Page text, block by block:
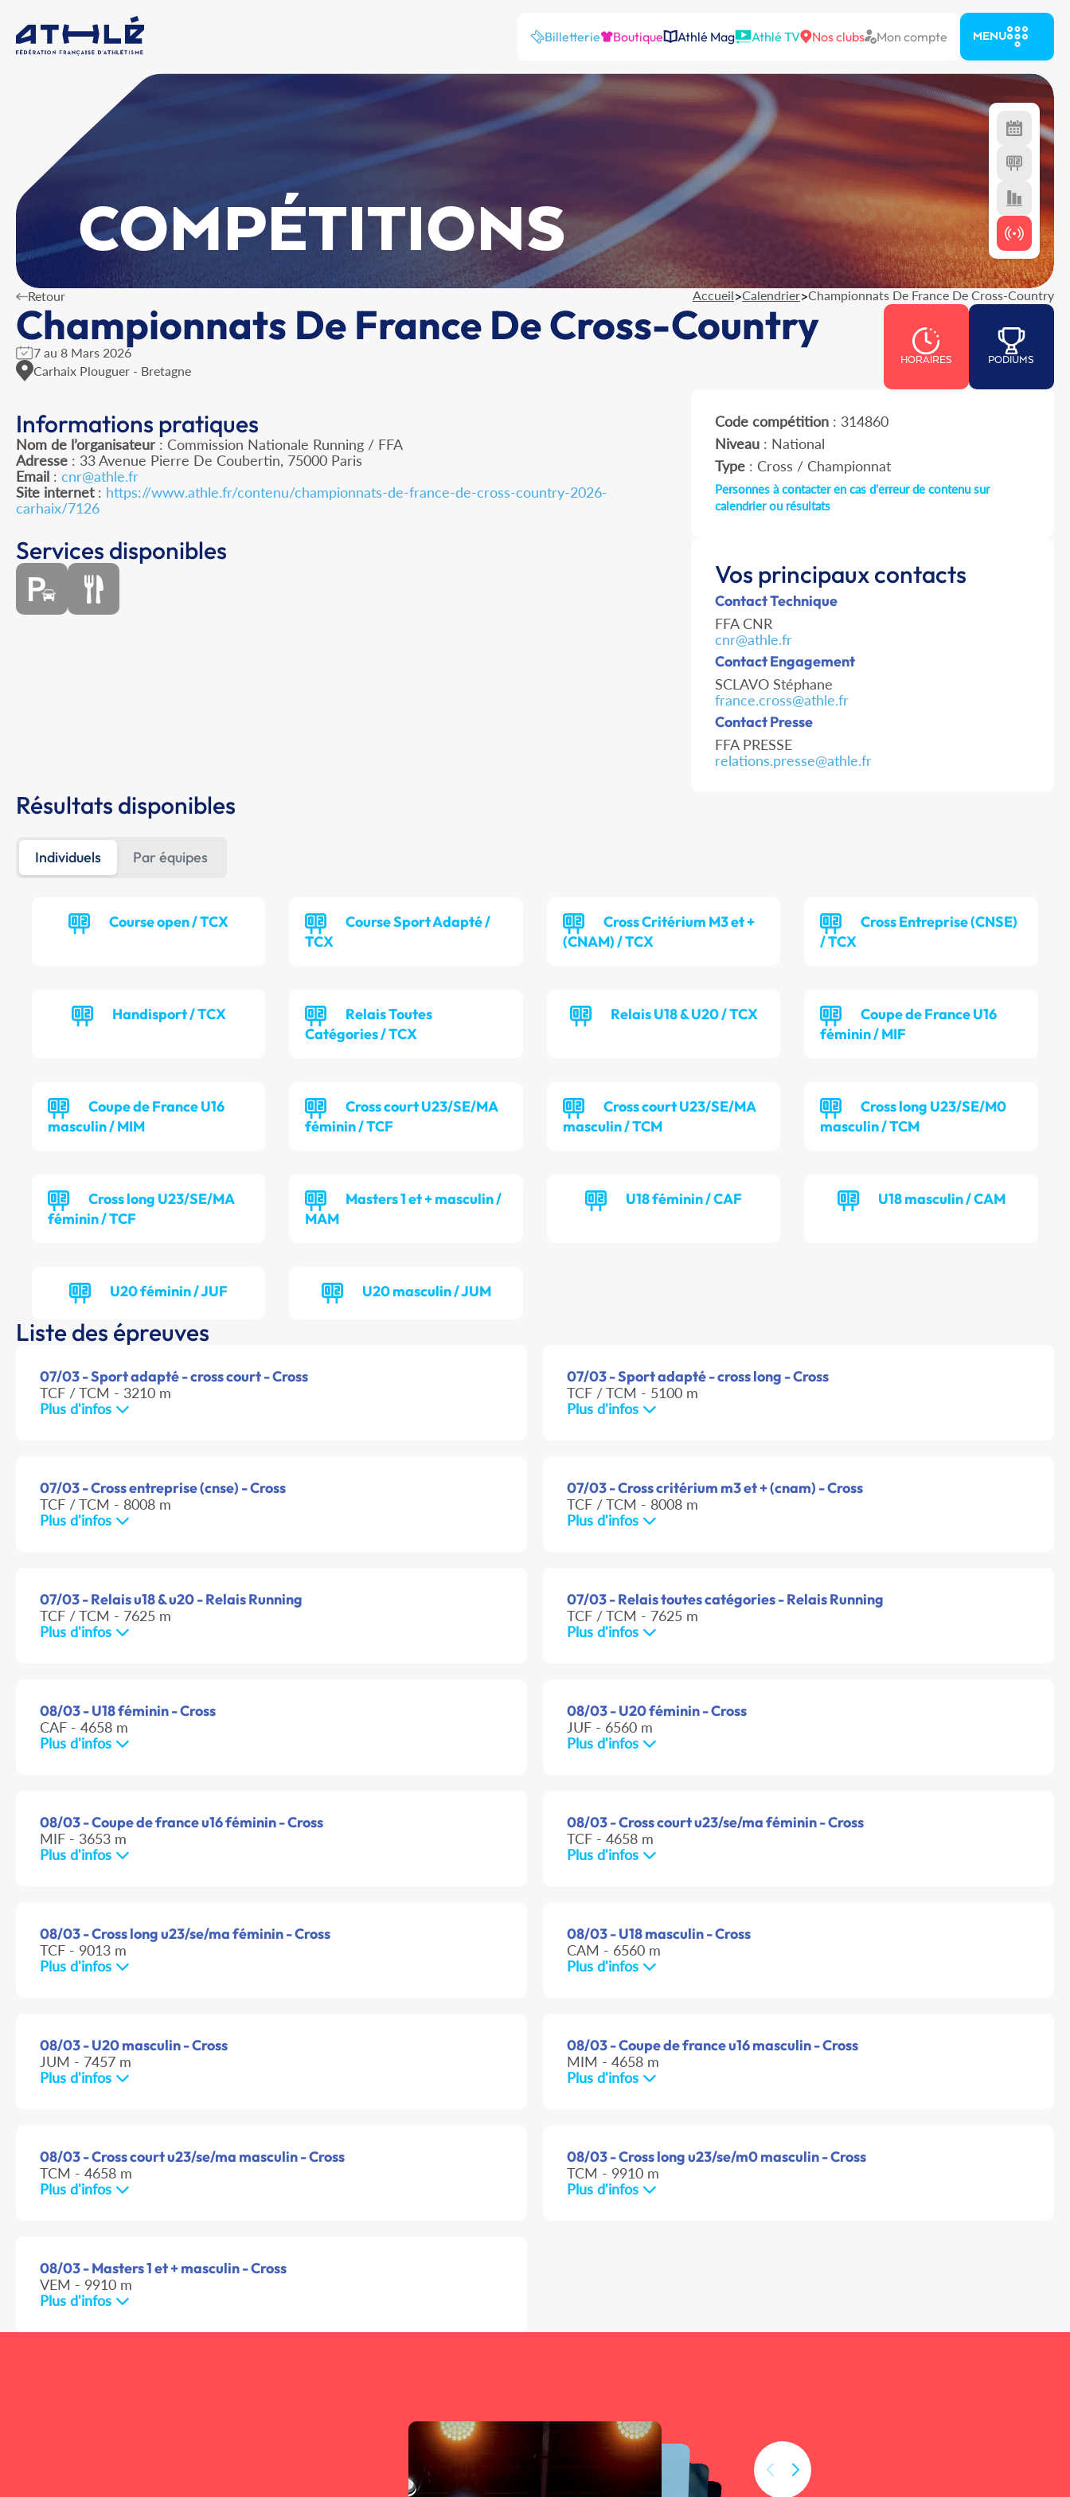
Billetterie Boutique Athlé Mag Athlé TV Nos clubs Mon compte MENU
COMPÉTITIONS
Retour Accueil>Calendrier>Championnats De France De Cross-Country
Championnats De France De Cross-Country
7 au 8 Mars 2026
Carhaix Plouguer - Bretagne
HORAIRES PODIUMS
Informations pratiques
Nom de l’organisateur : Commission Nationale Running / FFA
Adresse : 33 Avenue Pierre De Coubertin, 75000 Paris
Email : cnr@athle.fr
Site internet: https://www.athle.fr/contenu/championnats-de-france-de-cross-country-2026-
carhaix/7126
Code compétition: 314860
Niveau: National
Type: Cross / Championnat
Personnes à contacter en cas d'erreur de contenu sur
calendrier ou résultats
Services disponibles
Vos principaux contacts
Contact Technique
FFA CNR
cnr@athle.fr
Contact Engagement
SCLAVO Stéphane
france.cross@athle.fr
Contact Presse
FFA PRESSE
relations.presse@athle.fr
Résultats disponibles
Individuels Par équipes
Course open / TCX
Course Sport Adapté /
TCX
Cross Critérium M3 et +
(CNAM) / TCX
Cross Entreprise (CNSE)
/ TCX
Handisport / TCX
Relais Toutes
Catégories / TCX
Relais U18 & U20 / TCX
Coupe de France U16
féminin / MIF
Coupe de France U16
masculin / MIM
Cross court U23/SE/MA
féminin / TCF
Cross court U23/SE/MA
masculin / TCM
Cross long U23/SE/M0
masculin / TCM
Cross long U23/SE/MA
féminin / TCF
Masters 1 et + masculin /
MAM
U18 féminin / CAF U18 masculin / CAM
U20 féminin / JUF U20 masculin / JUM
Liste des épreuves
07/03 - Sport adapté - cross court - Cross
TCF / TCM - 3210 m
Plus d'infos
07/03 - Sport adapté - cross long - Cross
TCF / TCM - 5100 m
Plus d'infos
07/03 - Cross entreprise (cnse) - Cross
TCF / TCM - 8008 m
Plus d'infos
07/03 - Cross critérium m3 et + (cnam) - Cross
TCF / TCM - 8008 m
Plus d'infos
07/03 - Relais u18 & u20 - Relais Running
TCF / TCM - 7625 m
Plus d'infos
07/03 - Relais toutes catégories - Relais Running
TCF / TCM - 7625 m
Plus d'infos
08/03 - U18 féminin - Cross
CAF - 4658 m
Plus d'infos
08/03 - U20 féminin - Cross
JUF - 6560 m
Plus d'infos
08/03 - Coupe de france u16 féminin - Cross
MIF - 3653 m
Plus d'infos
08/03 - Cross court u23/se/ma féminin - Cross
TCF - 4658 m
Plus d'infos
08/03 - Cross long u23/se/ma féminin - Cross
TCF - 9013 m
Plus d'infos
08/03 - U18 masculin - Cross
CAM - 6560 m
Plus d'infos
08/03 - U20 masculin - Cross
JUM - 7457 m
Plus d'infos
08/03 - Coupe de france u16 masculin - Cross
MIM - 4658 m
Plus d'infos
08/03 - Cross court u23/se/ma masculin - Cross
TCM - 4658 m
Plus d'infos
08/03 - Cross long u23/se/m0 masculin - Cross
TCM - 9910 m
Plus d'infos
08/03 - Masters 1 et + masculin - Cross
VEM - 9910 m
Plus d'infos